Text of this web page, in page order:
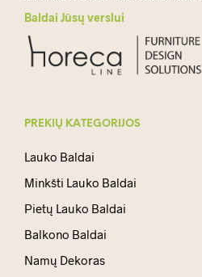
Baldai Jūsų verslui
PREKIŲ KATEGORIJOS
Lauko Baldai
Minkšti Lauko Baldai
Pietų Lauko Baldai
Balkono Baldai
Namų Dekoras